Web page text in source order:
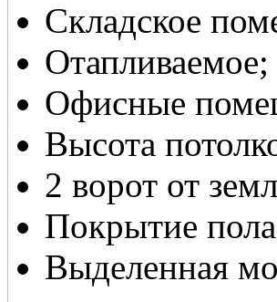
Складское
Отапливаемое;
Офисные
Высота
2 ворот от
Покрытие
Выделенная